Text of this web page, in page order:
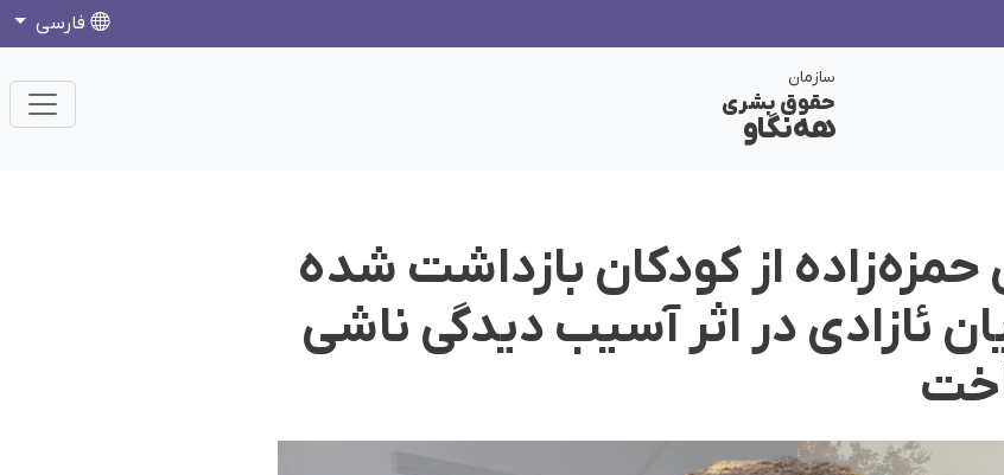
فارسی
سازمان
حقوق بشری
هەنگاو
از کودکان بازداشت شده
ئازادی در اثر آسیب دیدگی ناشی